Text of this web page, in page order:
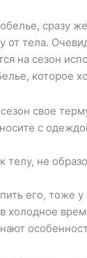
сразу
от тела.
на сезон
которое
свое
с
не
его, тоже
холодное